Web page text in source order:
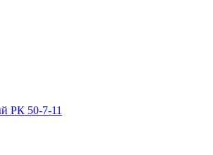
РК 50-7-11